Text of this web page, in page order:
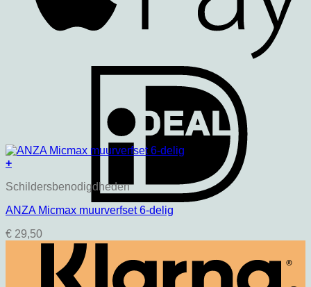
+
Schildersbenodigdheden
ANZA Micmax muurverfset 6-delig
€ 29,50